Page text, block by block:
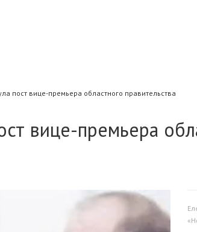
пост вице-премьера областного правительства
вице-премьера